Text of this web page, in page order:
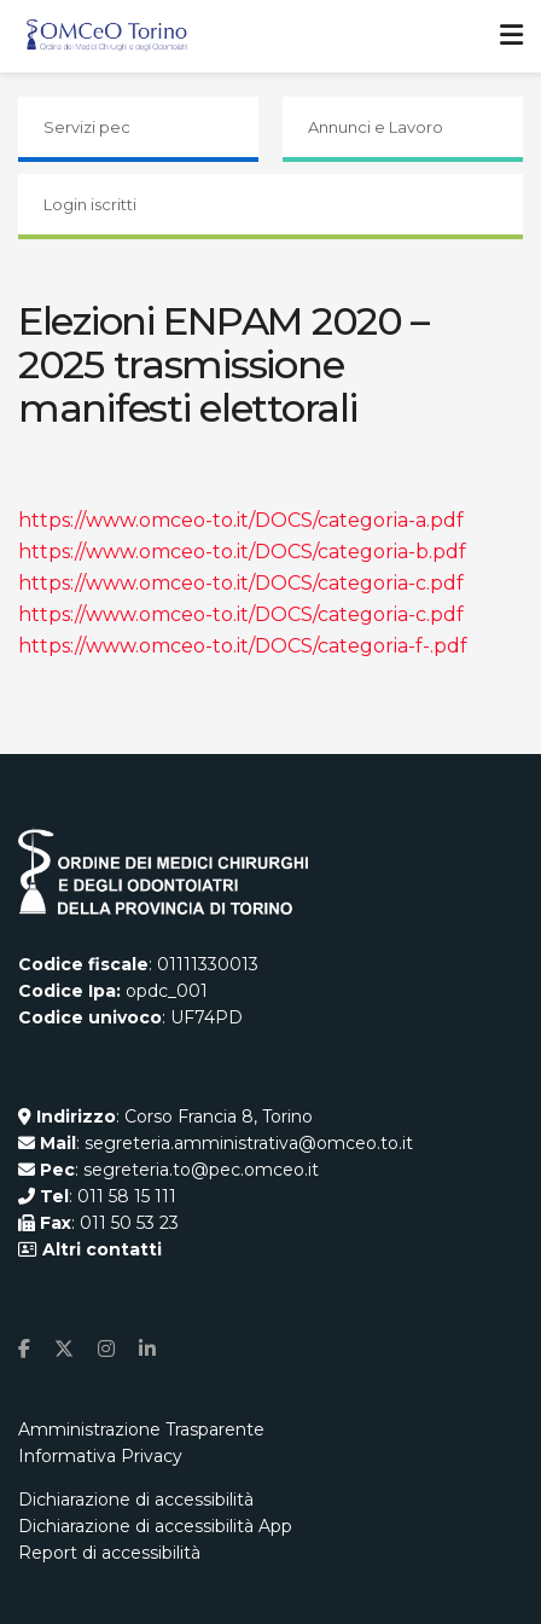
Servizi pec Annunci e Lavoro
Login iscritti
Elezioni ENPAM 2020 –
2025 trasmissione
manifesti elettorali
https://www.omceo-to.it/DOCS/categoria-a.pdf
https://www.omceo-to.it/DOCS/categoria-b.pdf
https://www.omceo-to.it/DOCS/categoria-c.pdf
https://www.omceo-to.it/DOCS/categoria-c.pdf
https://www.omceo-to.it/DOCS/categoria-f-.pdf
Codice fiscale: 01111330013
Codice Ipa: opdc_001
Codice univoco: UF74PD
Indirizzo: Corso Francia 8, Torino
Mail: segreteria.amministrativa@omceo.to.it
Pec: segreteria.to@pec.omceo.it
Tel: 011 58 15 111
Fax: 011 50 53 23
Altri contatti
Amministrazione Trasparente
Informativa Privacy
Dichiarazione di accessibilità
Dichiarazione di accessibilità App
Report di accessibilità